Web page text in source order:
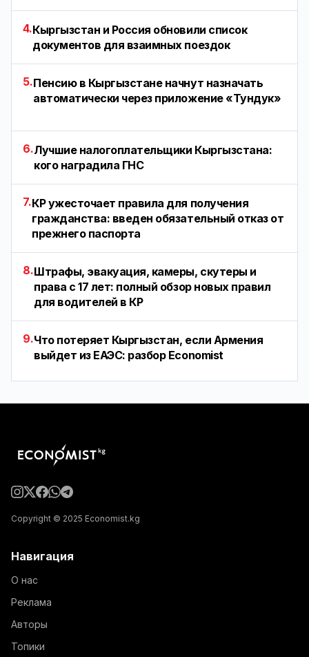
4.Кыргызстан и Россия обновили список
документов для взаимных поездок
5.Пенсию в Кыргызстане начнут назначать
автоматически через приложение «Тундук»
6.Лучшие налогоплательщики Кыргызстана:
кого наградила ГНС
7.КР ужесточает правила для получения
гражданства: введен обязательный отказ от
прежнего паспорта
8.Штрафы, эвакуация, камеры, скутеры и
права с 17 лет: полный обзор новых правил
для водителей в КР
9.Что потеряет Кыргызстан, если Армения
выйдет из ЕАЭС: разбор Economist
Copyright © 2025 Economist.kg
Навигация
О нас
Реклама
Авторы
Топики